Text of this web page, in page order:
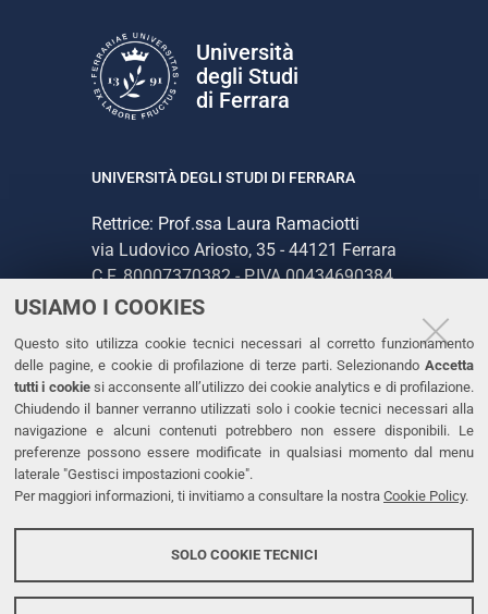
USIAMO I COOKIES
Questo sito utilizza cookie tecnici necessari al corretto funzionamento
delle pagine, e cookie di profilazione di terze parti. Selezionando Accetta
tutti i cookiesi acconsente all’utilizzo dei cookie analytics e di profilazione.
Chiudendo il banner verranno utilizzati solo i cookie tecnici necessari alla
navigazione e alcuni contenuti potrebbero non essere disponibili. Le
preferenze possono essere modificate in qualsiasi momento dal menu
laterale "Gestisci impostazioni cookie".
Per maggiori informazioni, ti invitiamo a consultare la nostra Cookie Policy.
SOLO COOKIE TECNICI
Università
degli Studi
di Ferrara
UNIVERSITÀ DEGLI STUDI DI FERRARA
Rettrice: Prof.ssa Laura Ramaciotti
via Ludovico Ariosto, 35 - 44121 Ferrara
C.F. 80007370382 - P.IVA 00434690384
CONTATTI
Tel. +39 0532 293111
Fax. +39 0532 293031
PEC
LINKS
Accessibilità
Protezione dati personali